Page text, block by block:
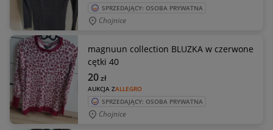
SPRZEDAJĄCY: OSOBA PRYWATNA
Chojnice
magnuun collection BLUZKA w czerwone
cętki 40
AUKCJA ZALLEGRO
20zł
SPRZEDAJĄCY: OSOBA PRYWATNA
Chojnice